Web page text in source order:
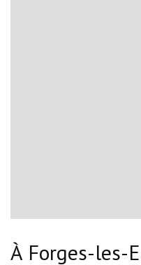
À Forges-les-